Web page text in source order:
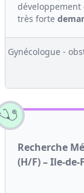
très forte
Gynécologue -
Recherche
(H/F) – Ile-